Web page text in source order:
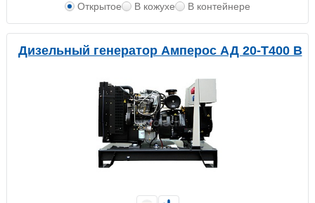
Открытое В кожухе В контейнере
Дизельный генератор Амперос АД 20-Т400 B